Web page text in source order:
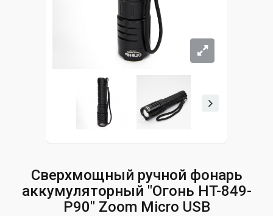
Сверхмощный ручной фонарь
аккумуляторный "Огонь HT-849-
P90" Zoom Micro USB